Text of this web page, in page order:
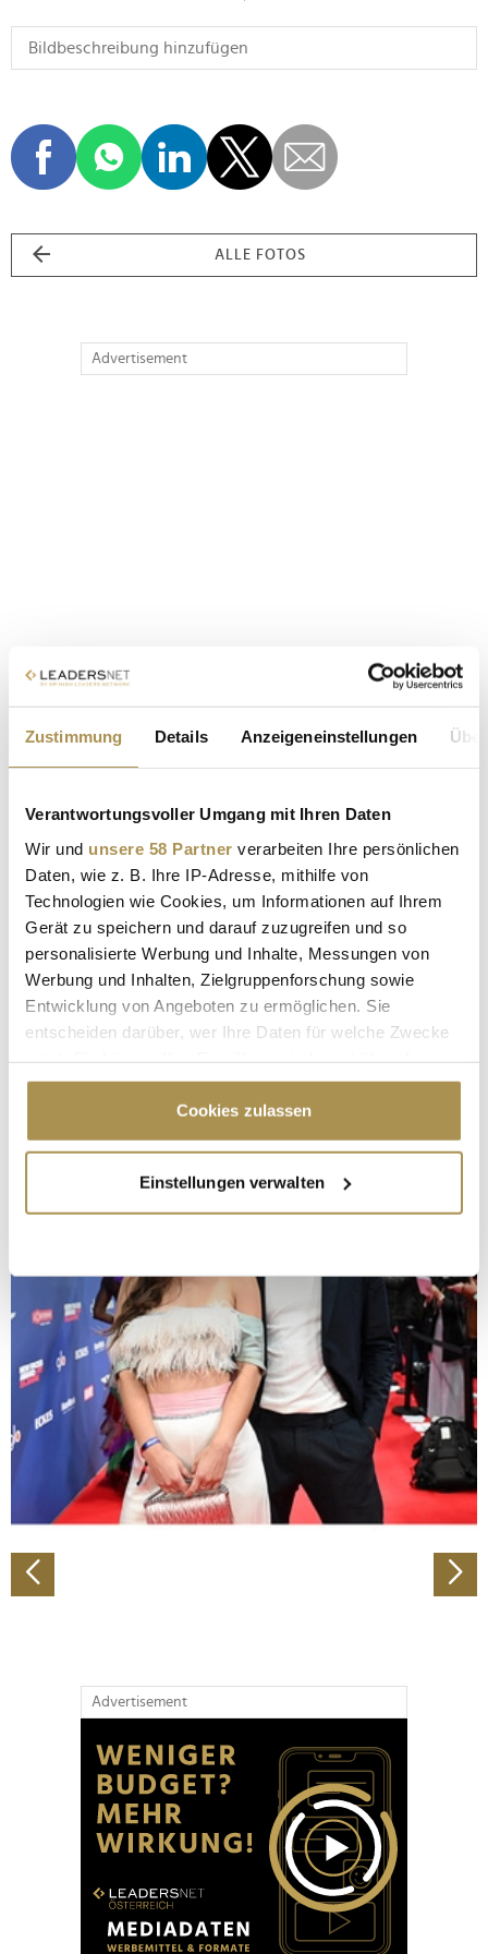
Zustimmung Details Anzeigeneinstellungen
Verantwortungsvoller Umgang mit Ihren Daten
Wir und unsere 58 Partner verarbeiten Ihre persönlichen
Daten, wie z. B. Ihre IP-Adresse, mithilfe von
Technologien wie Cookies, um Informationen auf Ihrem
Gerät zu speichern und darauf zuzugreifen und so
personalisierte Werbung und Inhalte, Messungen von
Werbung und Inhalten, Zielgruppenforschung sowie
Entwicklung von Angeboten zu ermöglichen. Sie
entscheiden darüber, wer Ihre Daten für welche Zwecke
Cookie-Erklärung oder durch Klicken auf das Privacy
Trigger Symbol ändern oder widerrufen
Informationen über Ihre geografische Lage
erfassen, welche bis auf einige Meter genau sein
bestimmten Merkmalen (Fingerprinting) identifizieren
Erfahren Sie mehr darüber, wie Ihre persönlichen Daten
verarbeitet werden, und legen Sie Ihre Präferenzen im
Abschnitt Einzelheitenfest.
Wir verwenden Cookies, um Inhalte und Anzeigen zu
personalisieren, Funktionen für soziale Medien anbieten
zu können und die Zugriffe auf unsere Website zu
analysieren. Außerdem geben wir Informationen zu Ihrer
soziale Medien, Werbung und Analysen weiter. Unsere
Partner führen diese Informationen möglicherweise mit
Cookies zulassen
Einstellungen verwalten
ALLE FOTOS
Advertisement
Advertisement